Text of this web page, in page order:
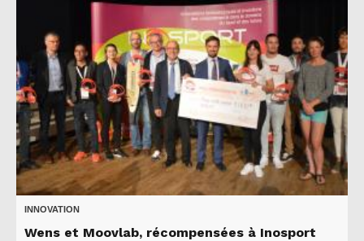
INNOVATION
Wens et Moovlab, récompensées à Inosport